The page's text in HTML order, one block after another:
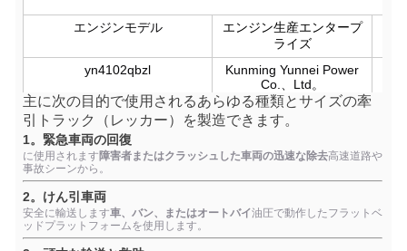
エンジンモデル
エンジン生産エンタープ
ライズ
yn4102qbzl
Kunming Yunnei Power
Co.、Ltd。
主に次の目的で使用されるあらゆる種類とサイズの牽
引トラック（レッカー）を製造できます。
1。緊急車両の回復
に使用されます 障害者またはクラッシュした車両の迅速な除去高速道路や
事故シーンから。
2。けん引車両
安全に輸送します車、バン、またはオートバイ油圧で動作したフラットベ
ッドプラットフォームを使用します。